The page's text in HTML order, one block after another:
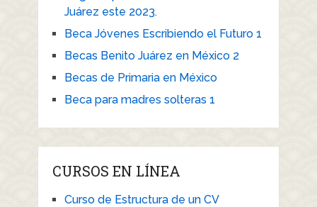
Juárez este 2023.
Beca Jóvenes Escribiendo el Futuro 1
Becas Benito Juárez en México 2
Becas de Primaria en México
Beca para madres solteras 1
CURSOS EN LÍNEA
Curso de Estructura de un CV